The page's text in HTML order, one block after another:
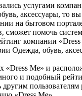
услугами
аксессуары, то
на бытовом
сможет помочь
компании
Одежда, обувь,
Me» и
и подобный
пользователям